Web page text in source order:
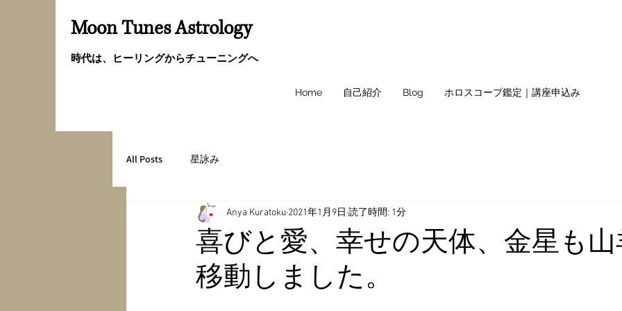
Moon Tunes Astrology
時代は、ヒーリングからチューニングへ
Home 自己紹介 Blog ホロスコープ鑑定｜講座申込み
All Posts 星詠み
喜びと愛、幸せの天体、金星も
移動しました。
Anya Kuratoku 2021年1月9日 読了時間: 1分